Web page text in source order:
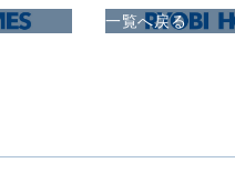
一覧へ戻る